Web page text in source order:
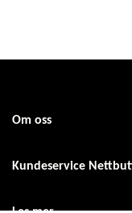
Om oss
Kundeservice